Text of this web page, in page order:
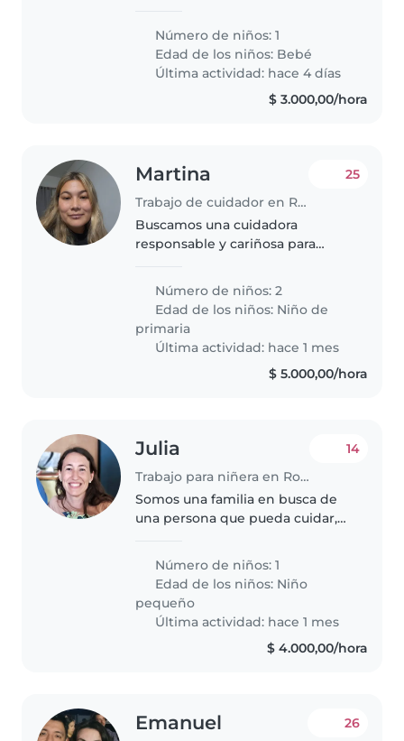
buscando una persona
responsable y paciente para
cuidarla en los horarios que
estamos cursando..
Número de niños: 1
Edad de los niños: Bebé
Última actividad: hace 4 días
$ 3.000,00/hora
Martina
Trabajo de cuidador en Rosario
25
Buscamos una cuidadora
responsable y cariñosa para
escolar. Son niñas amigables,
independientes y tranquilas. Nos
encantaría alguien que pueda
ayudar con..
Número de niños: 2
Edad de los niños: Niño de
primaria
Última actividad: hace 1 mes
$ 5.000,00/hora
Julia
Trabajo para niñera en Rosario
14
Somos una familia en busca de
una persona que pueda cuidar,
nuestro hijo de 2 años. También
necesitamos que gestione el
reseteo hogareño diario.
Valoramos..
Número de niños: 1
Edad de los niños: Niño
pequeño
Última actividad: hace 1 mes
$ 4.000,00/hora
Emanuel 26